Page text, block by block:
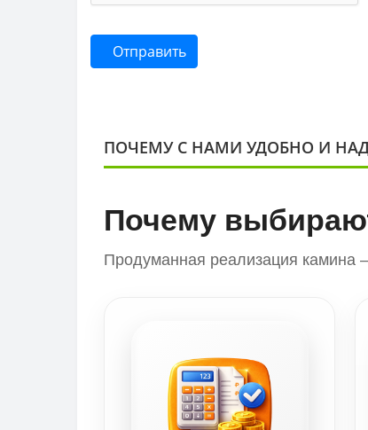
Отправить
ПОЧЕМУ С НАМИ УДОБНО И
Почему
Продуманная реализация камина